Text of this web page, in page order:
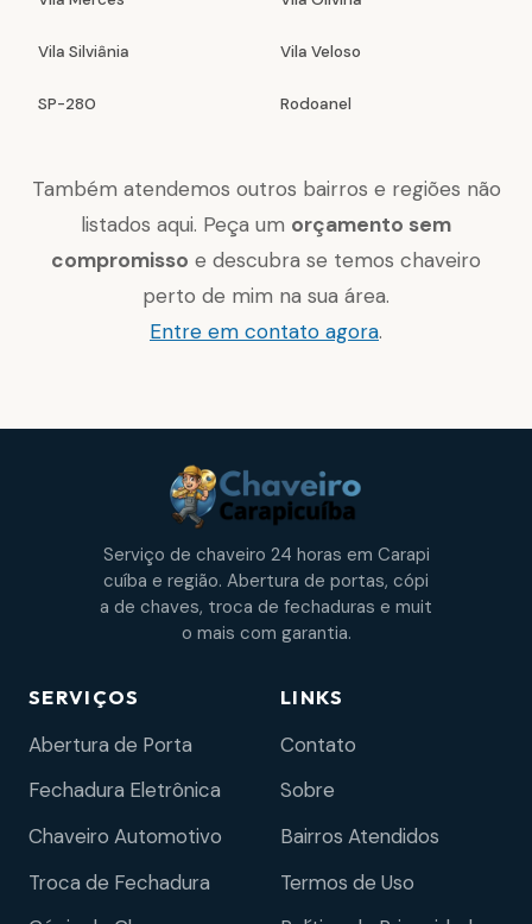
Vila Silviânia Vila Veloso
SP-280 Rodoanel
Também atendemos outros bairros e regiões não
listados aqui. Peça um orçamento sem
compromisso e descubra se temos chaveiro
perto de mim na sua área.
Entre em contato agora.
Serviço de chaveiro 24 horas em Carapi
cuíba e região. Abertura de portas, cópi
a de chaves, troca de fechaduras e muit
o mais com garantia.
SERVIÇOS
Abertura de Porta
Fechadura Eletrônica
Chaveiro Automotivo
Troca de Fechadura
LINKS
Contato
Sobre
Bairros Atendidos
Termos de Uso